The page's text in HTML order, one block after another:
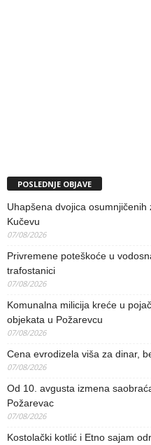
POSLEDNJE OBJAVE
Uhapšena dvojica
Kučevu
07/08/2026
Privremene poteškoće u
trafostanici
07/08/2026
Komunalna milicija kreće u
objekata u Požarevcu
07/08/2026
Cena evrodizela viša za dinar,
07/08/2026
Od 10. avgusta izmena
Požarevac
07/08/2026
Kostolački kotlić i Etno sajam